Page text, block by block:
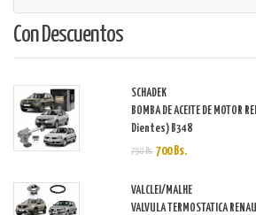
Con Descuentos
SCHADEK
BOMBA DE ACEITE DE MOTOR
Dientes) B348
750 Bs. 700 Bs.
VALCLEI/MALHE
VALVULA TERMOSTATICA